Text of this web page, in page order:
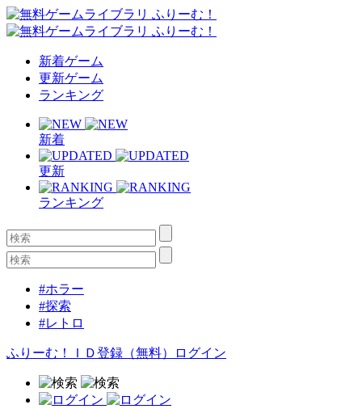
新着ゲーム
更新ゲーム
ランキング
新着
更新
ランキング
#ホラー
#探索
#レトロ
ふりーむ！ＩＤ登録（無料） ログイン